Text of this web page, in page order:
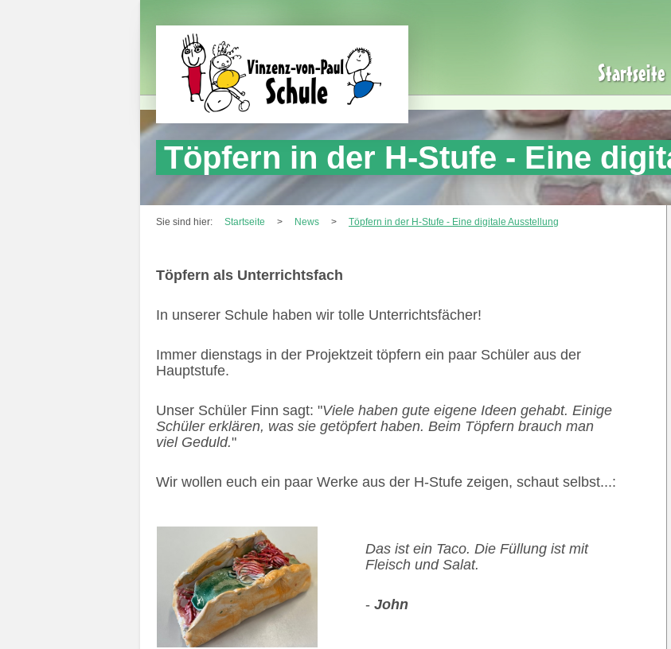
Startseite
Töpfern in der H-Stufe - Eine
Sie sind hier: Startseite > News > Töpfern in der H-Stufe - Eine digitale Ausstellung
Töpfern als Unterrichtsfach
In unserer Schule haben wir tolle Unterrichtsfächer!
Immer dienstags in der Projektzeit töpfern ein paar Schüler aus der
Hauptstufe.
Unser Schüler Finn sagt: "Viele haben gute eigene Ideen gehabt. Einige
Schüler erklären, was sie getöpfert haben. Beim Töpfern brauch man
viel Geduld."
Wir wollen euch ein paar Werke aus der H-Stufe zeigen, schaut selbst...:
Das ist ein Taco. Die Füllung ist mit
Fleisch und Salat.
- John